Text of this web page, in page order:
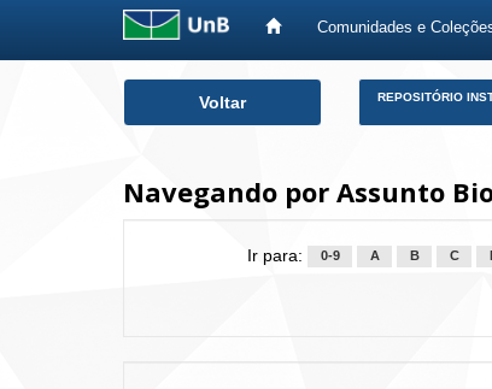
Comunidades e
Voltar REPOSITÓRIO
Navegando por Assunto
Ir para: 0-9 A B C